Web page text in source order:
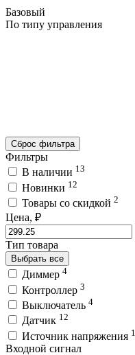
Базовый
По типу управления
Сброс фильтра
Фильтры
В наличии 13
Новинки 12
Товары со скидкой 2
Цена, ₽
Тип товара
Выбрать все
Диммер 4
Контроллер 3
Выключатель 4
Датчик 12
Источник напряжения 1
Входной сигнал